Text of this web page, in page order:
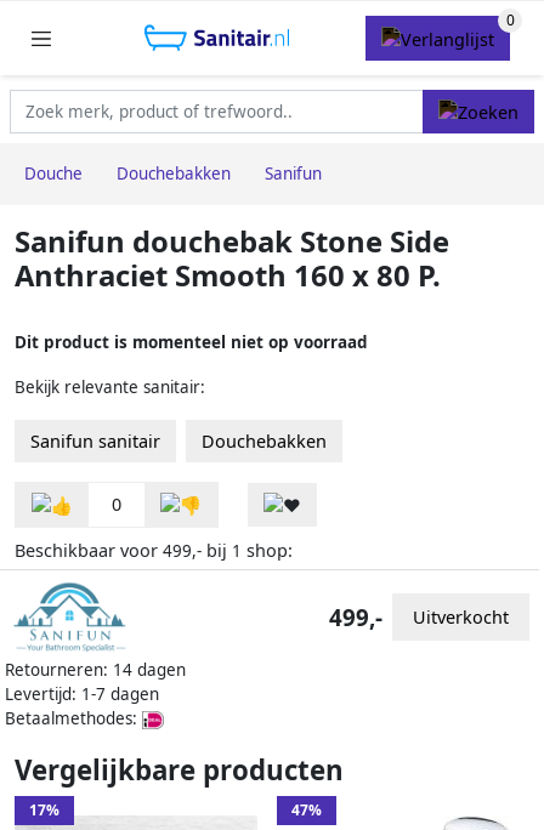
Douche Douchebakken Sanifun
Sanifun douchebak Stone Side
Anthraciet Smooth 160 x 80 P.
Dit product is momenteel niet op voorraad
Bekijk relevante sanitair:
Sanifun sanitair Douchebakken
0
Beschikbaar voor 499,- bij 1 shop:
Retourneren: 14 dagen
Levertijd: 1-7 dagen
Betaalmethodes:
499,- Uitverkocht
Vergelijkbare producten
17% 47%